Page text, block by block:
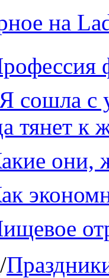
на
сошла с
тянет к
они,
/